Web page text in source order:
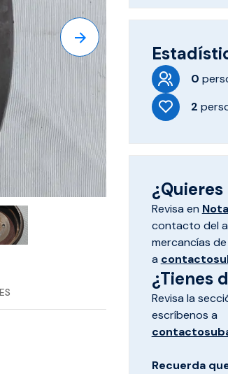
0
2
Revisa en
contacto del
mercancías
a
¿Tienes
Revisa la
escríbenos a
Recuerda